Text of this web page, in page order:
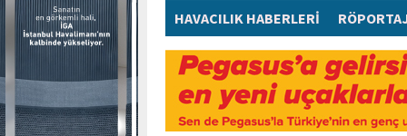
HAVACILIK HABERLERİ